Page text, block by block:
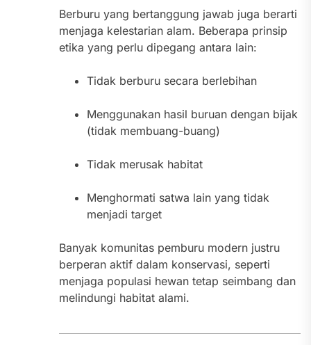
Berburu yang bertanggung jawab juga berarti
menjaga kelestarian alam. Beberapa prinsip
etika yang perlu dipegang antara lain:
Tidak berburu secara berlebihan
Menggunakan hasil buruan dengan bijak
(tidak membuang-buang)
Tidak merusak habitat
Menghormati satwa lain yang tidak
menjadi target
Banyak komunitas pemburu modern justru
berperan aktif dalam konservasi, seperti
menjaga populasi hewan tetap seimbang dan
melindungi habitat alami.